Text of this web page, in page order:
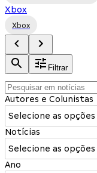
Xbox
Xbox
Filtrar
Autores e Colunistas
Selecione as opções
Notícias
Selecione as opções
Ano